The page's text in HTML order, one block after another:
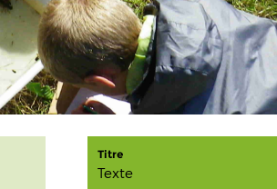
Titre
Texte